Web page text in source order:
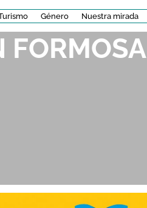
Género Nuestra mirada
FORMOSA